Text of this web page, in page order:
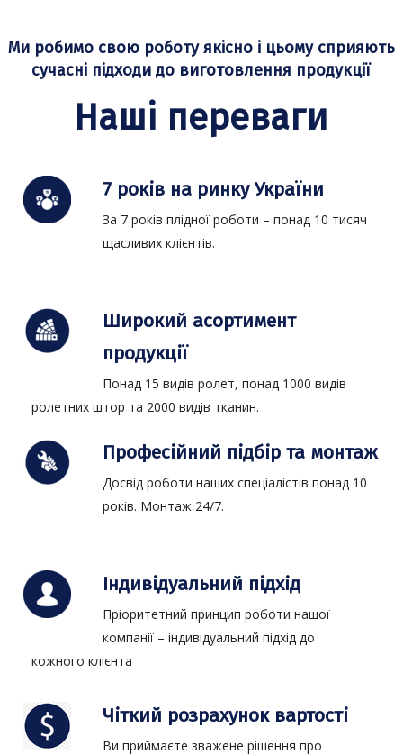
Ми робимо свою роботу якісно і цьому сприяють
сучасні підходи до виготовлення продукції
Наші переваги
7 років на ринку України
За 7 років плідної роботи – понад 10 тисяч
щасливих клієнтів.
Широкий асортимент
продукції
Понад 15 видів ролет, понад 1000 видів
ролетних штор та 2000 видів тканин.
Професійний підбір та монтаж
Досвід роботи наших спеціалістів понад 10
років. Монтаж 24/7.
Індивідуальний підхід
Пріоритетний принцип роботи нашої
компанії – індивідуальний підхід до
кожного клієнта
Чіткий розрахунок вартості
Ви приймаєте зважене рішення про